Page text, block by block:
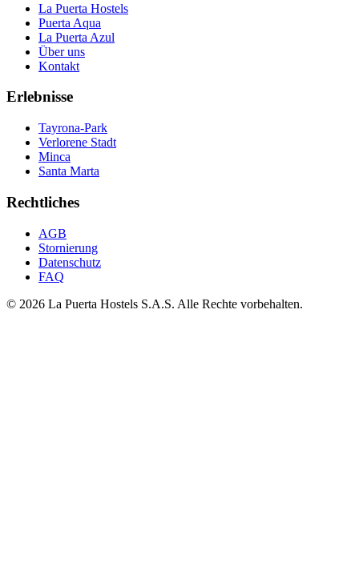
La Puerta Hostels
Puerta Aqua
La Puerta Azul
Über uns
Kontakt
Erlebnisse
Tayrona-Park
Verlorene Stadt
Minca
Santa Marta
Rechtliches
AGB
Stornierung
Datenschutz
FAQ
© 2026 La Puerta Hostels S.A.S. Alle Rechte vorbehalten.